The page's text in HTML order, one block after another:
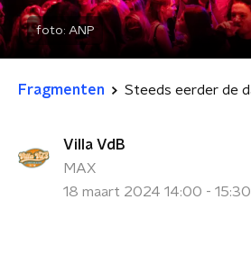
foto: ANP
Fragmenten
Villa VdB
MAX
18 maart 2024 14:00 - 15:30